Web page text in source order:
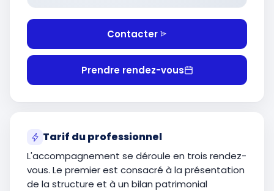
Contacter
Prendre rendez-vous
Tarif du professionnel
L'accompagnement se déroule en trois rendez-
vous. Le premier est consacré à la présentation
de la structure et à un bilan patrimonial